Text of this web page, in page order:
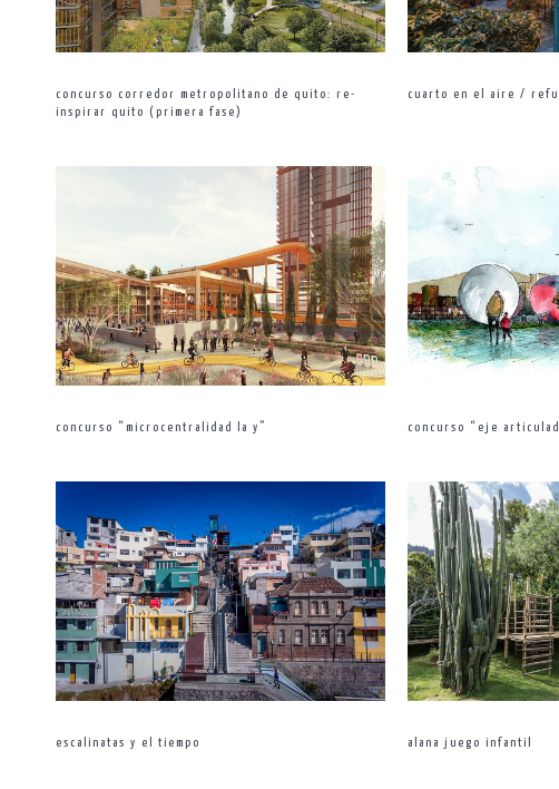
concurso corredor metropolitano de quito: re-
inspirar quito (primera fase)
cuarto en el aire /
concurso “microcentralidad la y” concurso “eje
escalinatas y el tiempo alana juego infantil